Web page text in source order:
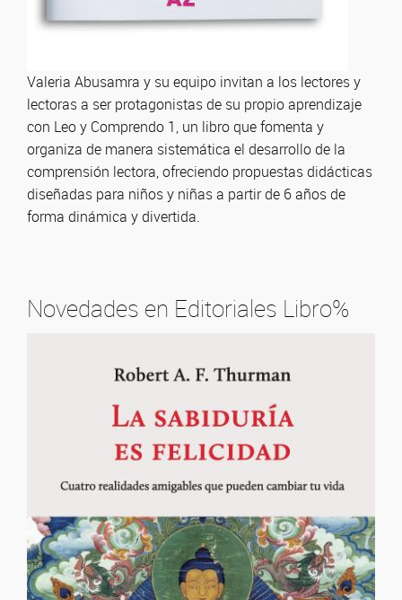
Valeria Abusamra y su equipo invitan a los lectores y
lectoras a ser protagonistas de su propio aprendizaje
con Leo y Comprendo 1, un libro que fomenta y
organiza de manera sistemática el desarrollo de la
comprensión lectora, ofreciendo propuestas didácticas
diseñadas para niños y niñas a partir de 6 años de
forma dinámica y divertida.
Novedades en Editoriales Libro%